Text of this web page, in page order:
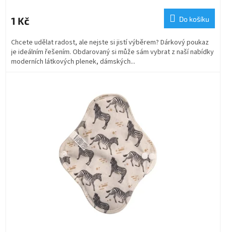
1 Kč Do košíku
Chcete udělat radost, ale nejste si jistí výběrem? Dárkový poukaz
je ideálním řešením. Obdarovaný si může sám vybrat z naší nabídky
moderních látkových plenek, dámských...